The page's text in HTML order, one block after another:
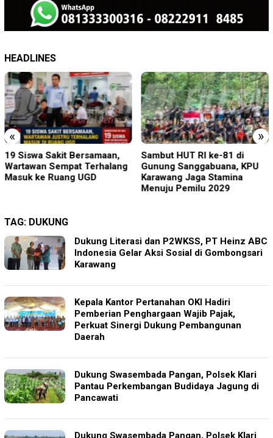
HEADLINES
« »
Sambut HUT RI ke-81 di
Gunung Sanggabuana, KPU
Karawang Jaga Stamina
Perkenalkan Diri Lewat Safari
Jumat, Kapolres Lumajang
Ajak Warga Jaga Kamtibmas
TAG: DUKUNG
Dukung Literasi dan P2WKSS, PT Heinz ABC
Indonesia Gelar Aksi Sosial di Gombongsari
Karawang
Kepala Kantor Pertanahan OKI Hadiri
Pemberian Penghargaan Wajib Pajak,
Perkuat Sinergi Dukung Pembangunan
Daerah
Dukung Swasembada Pangan, Polsek Klari
Pantau Perkembangan Budidaya Jagung di
Pancawati
Dukung Swasembada Pangan, Polsek Klari